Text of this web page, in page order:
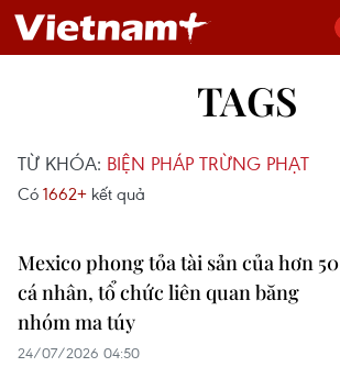
TAGS
TỪ KHÓA: BIỆN PHÁP TRỪNG PHẠT
Có 1662+ kết quả
Mexico phong tỏa tài sản của hơn 50
cá nhân, tổ chức liên quan băng
nhóm ma túy
24/07/2026 04:50